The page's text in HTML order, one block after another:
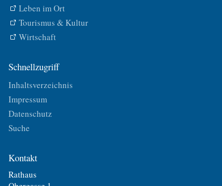
Leben im Ort
Tourismus & Kultur
Wirtschaft
Schnellzugriff
Inhaltsverzeichnis
Impressum
Datenschutz
Suche
Kontakt
Rathaus